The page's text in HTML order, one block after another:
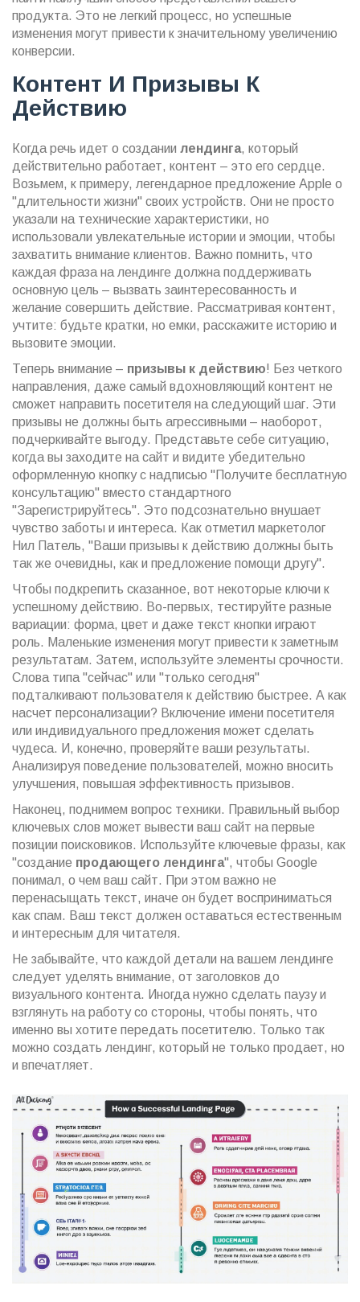
продукта. Это не легкий процесс, но успешные
изменения могут привести к значительному увеличению
конверсии.
Контент И Призывы К
Действию
Когда речь идет о создании лендинга, который
действительно работает, контент – это его сердце.
Возьмем, к примеру, легендарное предложение Apple о
"длительности жизни" своих устройств. Они не просто
указали на технические характеристики, но
использовали увлекательные истории и эмоции, чтобы
захватить внимание клиентов. Важно помнить, что
каждая фраза на лендинге должна поддерживать
основную цель – вызвать заинтересованность и
желание совершить действие. Рассматривая контент,
учтите: будьте кратки, но емки, расскажите историю и
вызовите эмоции.
Теперь внимание – призывы к действию! Без четкого
направления, даже самый вдохновляющий контент не
сможет направить посетителя на следующий шаг. Эти
призывы не должны быть агрессивными – наоборот,
подчеркивайте выгоду. Представьте себе ситуацию,
когда вы заходите на сайт и видите убедительно
оформленную кнопку с надписью "Получите бесплатную
консультацию" вместо стандартного
"Зарегистрируйтесь". Это подсознательно внушает
чувство заботы и интереса. Как отметил маркетолог
Нил Патель, "Ваши призывы к действию должны быть
так же очевидны, как и предложение помощи другу".
Чтобы подкрепить сказанное, вот некоторые ключи к
успешному действию. Во-первых, тестируйте разные
вариации: форма, цвет и даже текст кнопки играют
роль. Маленькие изменения могут привести к заметным
результатам. Затем, используйте элементы срочности.
Слова типа "сейчас" или "только сегодня"
подталкивают пользователя к действию быстрее. А как
насчет персонализации? Включение имени посетителя
или индивидуального предложения может сделать
чудеса. И, конечно, проверяйте ваши результаты.
Анализируя поведение пользователей, можно вносить
улучшения, повышая эффективность призывов.
Наконец, поднимем вопрос техники. Правильный выбор
ключевых слов может вывести ваш сайт на первые
позиции поисковиков. Используйте ключевые фразы, как
"создание продающего лендинга", чтобы Google
понимал, о чем ваш сайт. При этом важно не
перенасыщать текст, иначе он будет восприниматься
как спам. Ваш текст должен оставаться естественным
и интересным для читателя.
Не забывайте, что каждой детали на вашем лендинге
следует уделять внимание, от заголовков до
визуального контента. Иногда нужно сделать паузу и
взглянуть на работу со стороны, чтобы понять, что
именно вы хотите передать посетителю. Только так
можно создать лендинг, который не только продает, но
и впечатляет.